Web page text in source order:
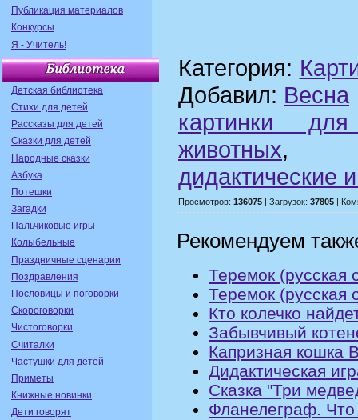
Публикация материалов
Конкурсы
Я - Учитель!
Детская библиотека
Стихи для детей
Рассказы для детей
Сказки для детей
Народные сказки
Азбука
Потешки
Загадки
Пальчиковые игры
Колыбельные
Праздничные сценарии
Поздравления
Пословицы и поговорки
Скороговорки
Чистоговорки
Считалки
Частушки для детей
Приметы
Книжные новинки
Дети говорят
Категория:
Добавил: Весна
картинки
животных
дидактические
Просмотров: 136075 | Загрузок: 37805 |
Рекомендуем
Теремок (русская
Теремок (русская
Кто колечко
Забывчивый
Капризная кошка
Дидактическая
Сказка "Три
Фланелеграф.